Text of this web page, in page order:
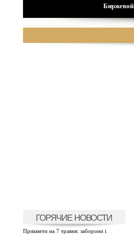
Биржевой
ГОРЯЧИЕ НОВОСТИ
Прикмети на 7 травня: заборони і